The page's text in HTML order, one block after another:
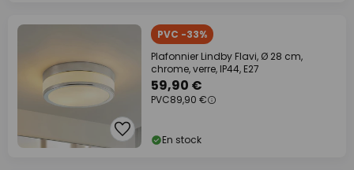
PVC -33%
Plafonnier Lindby Flavi, Ø 28 cm,
chrome, verre, IP44, E27
59,90 €
PVC89,90 €
En stock